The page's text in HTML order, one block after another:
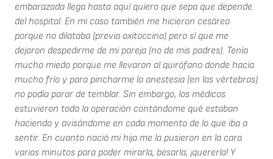
embarazada llega hasta aquí quiero que sepa que depende
del hospital. En mi caso también me hicieron cesárea
porque no dilataba (previa oxitoccina) pero sí que me
dejaron despedirme de mi pareja (no de mis padres). Tenía
mucho miedo porque me llevaron al quirófano donde hacía
mucho frío y para pincharme la anestesia (en las vértebras)
no podía parar de temblar. Sin embargo, los médicos
estuvieron toda la operación contándome qué estaban
haciendo y avisándome en cada momento de lo que iba a
sentir. En cuanto nació mi hija me la pusieron en la cara
varios minutos para poder mirarla, besarla, ¡quererla! Y